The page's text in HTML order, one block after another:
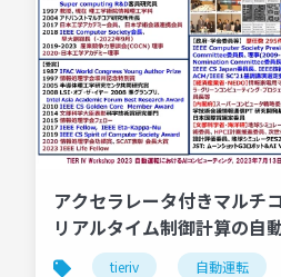
アクセラレータ付きマルチ
リアルタイム制御計算の自
低消費電力化コンパイラ技術
tieriv 自動運転